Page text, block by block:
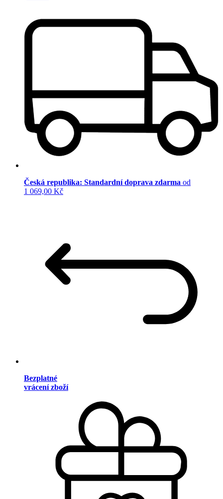
Česká republika: Standardní doprava zdarma od
1 069,00 Kč
Bezplatné
vrácení zboží